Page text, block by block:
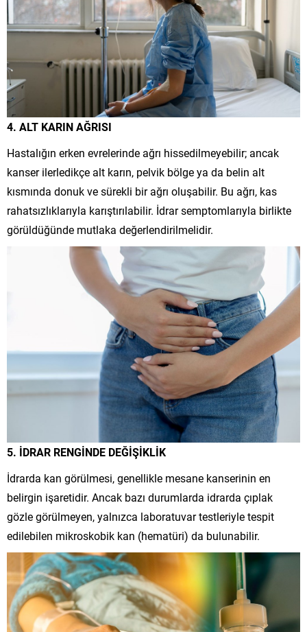
4. ALT KARIN AĞRISI
Hastalığın erken evrelerinde ağrı hissedilmeyebilir; ancak
kanser ilerledikçe alt karın, pelvik bölge ya da belin alt
kısmında donuk ve sürekli bir ağrı oluşabilir. Bu ağrı, kas
rahatsızlıklarıyla karıştırılabilir. İdrar semptomlarıyla birlikte
görüldüğünde mutlaka değerlendirilmelidir.
5. İDRAR RENGİNDE DEĞİŞİKLİK
İdrarda kan görülmesi, genellikle mesane kanserinin en
belirgin işaretidir. Ancak bazı durumlarda idrarda çıplak
gözle görülmeyen, yalnızca laboratuvar testleriyle tespit
edilebilen mikroskobik kan (hematüri) da bulunabilir.